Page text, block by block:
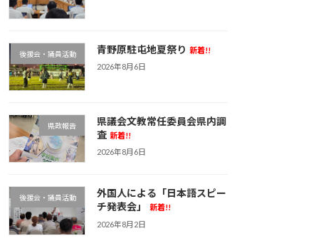
後援会・議員活動 青野原駐屯地夏祭り 新着!!
2026年8月6日
県政報告
県議会文教常任委員会県内調
査 新着!!
2026年8月6日
後援会・議員活動
外国人による「日本語スピー
チ発表会」
新着!!
2026年8月2日